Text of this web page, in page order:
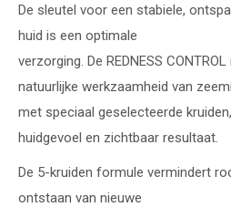
De sleutel voor een stabiele,
huid is een optimale
verzorging. De REDNESS
natuurlijke werkzaamheid van
met speciaal geselecteerde
huidgevoel en zichtbaar resultaat.
De 5-kruiden formule vermindert
ontstaan van nieuwe